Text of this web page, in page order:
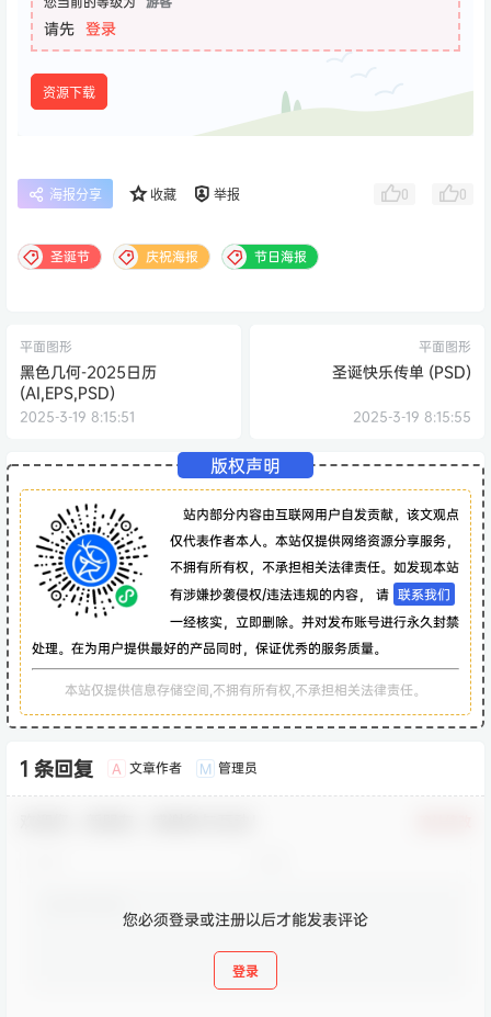
请先 登录
资源下载
海报分享 收藏 举报 0 0
圣诞节 庆祝海报 节日海报
平面图形
黑色几何-2025日历
(AI,EPS,PSD)
2025-3-19 8:15:51
平面图形
圣诞快乐传单 (PSD)
2025-3-19 8:15:55
版权声明
站内部分内容由互联网用户自发贡献，该文观点
仅代表作者本人。本站仅提供网络资源分享服务，
不拥有所有权，不承担相关法律责任。如发现本站
有涉嫌抄袭侵权/违法违规的内容， 请 联系我们
一经核实，立即删除。并对发布账号进行永久封禁
处理。在为用户提供最好的产品同时，保证优秀的服务质量。
本站仅提供信息存储空间,不拥有所有权,不承担相关法律责任。
1 条回复 A 文章作者 M 管理员
您必须登录或注册以后才能发表评论
登录